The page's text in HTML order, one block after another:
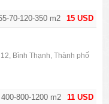
15 USD
70-120-350 m2
11 USD
400-800-1200 m2
Bình Thạnh, Thành phố